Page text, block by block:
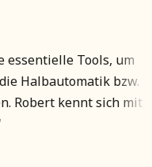
Tools, um
Halbautomatik bzw.
Robert kennt sich mit